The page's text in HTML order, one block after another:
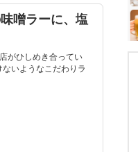
噌ラーに、塩
がひしめき合ってい
いようなこだわりラ